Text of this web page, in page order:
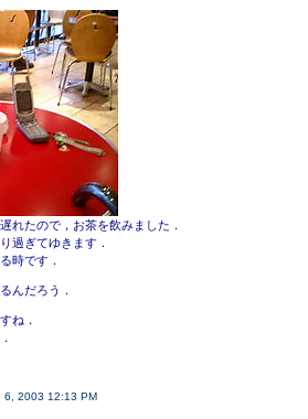
れたので，お茶を飲みました．
過ぎてゆきます．
時です．
んだろう．
ね．
6, 2003 12:13 PM